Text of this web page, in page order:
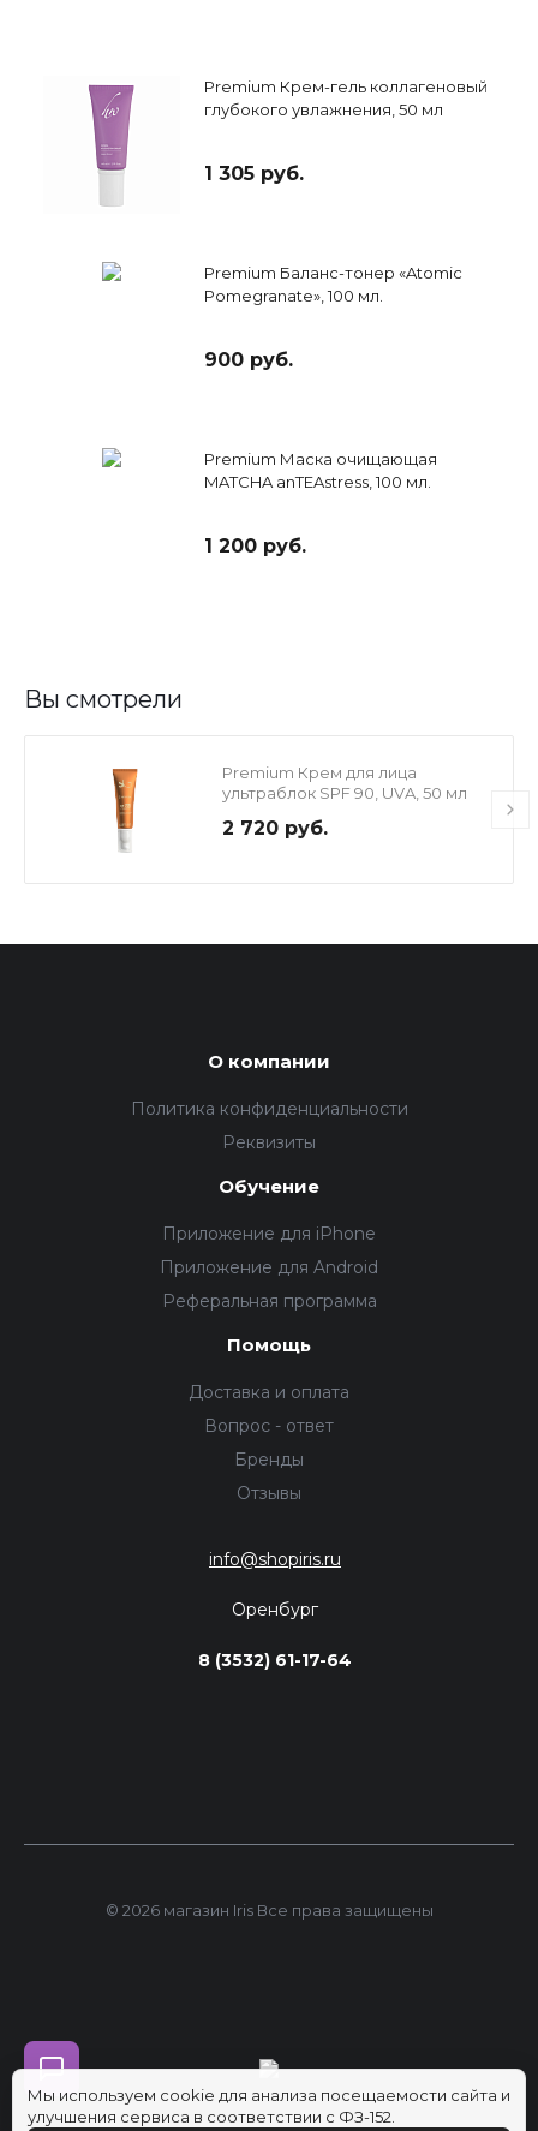
Premium Крем-гель коллагеновый
глубокого увлажнения, 50 мл
1 305 руб.
Premium Баланс-тонер «Atomic
Pomegranate», 100 мл.
900 руб.
Premium Маска очищающая
MATCHA anTEAstress, 100 мл.
1 200 руб.
Вы смотрели
Premium Крем для лица
ультраблок SPF 90, UVA, 50 мл
2 720 руб.
О компании
Политика конфиденциальности
Реквизиты
Обучение
Приложение для iPhone
Приложение для Android
Реферальная программа
Помощь
Доставка и оплата
Вопрос - ответ
Бренды
Отзывы
info@shopiris.ru
Оренбург
8 (3532) 61-17-64
© 2026 магазин Iris Все права защищены
Мы используем cookie для анализа посещаемости сайта и
улучшения сервиса в соответствии с ФЗ-152.